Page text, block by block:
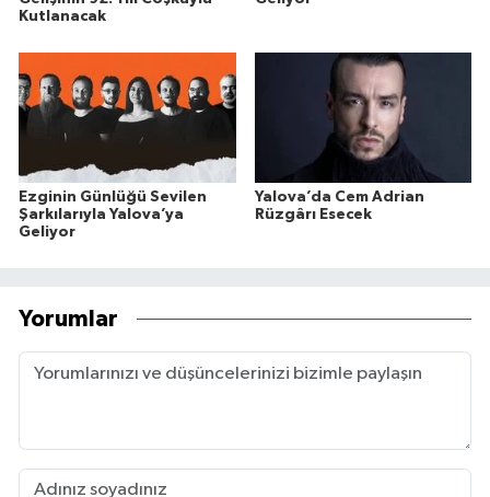
Kutlanacak
Ezginin Günlüğü Sevilen
Şarkılarıyla Yalova’ya
Geliyor
Yalova’da Cem Adrian
Rüzgârı Esecek
Yorumlar